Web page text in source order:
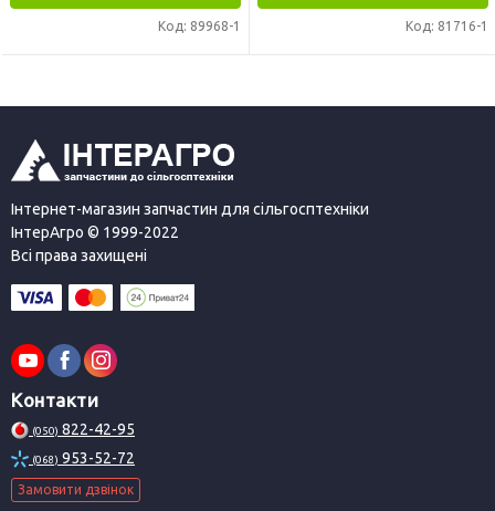
Код: 89968-1 Код: 81716-1
Інтернет-магазин запчастин для сільгосптехніки
ІнтерАгро © 1999-2022
Всі права захищені
Контакти
(050) 822-42-95
(068) 953-52-72
Замовити дзвінок